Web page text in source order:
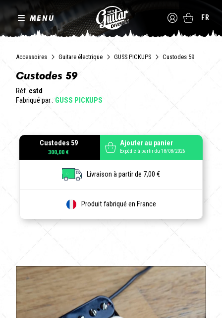
MENU FR
Accessoires Guitare électrique GUSS PICKUPS Custodes 59
Custodes 59
Réf. cstd
Fabriqué par : GUSS PICKUPS
Custodes 59
300,00 €
Ajouter au panier
Expédié à partir du 18/08/2026
Livraison à partir de 7,00 €
Produit fabriqué en France